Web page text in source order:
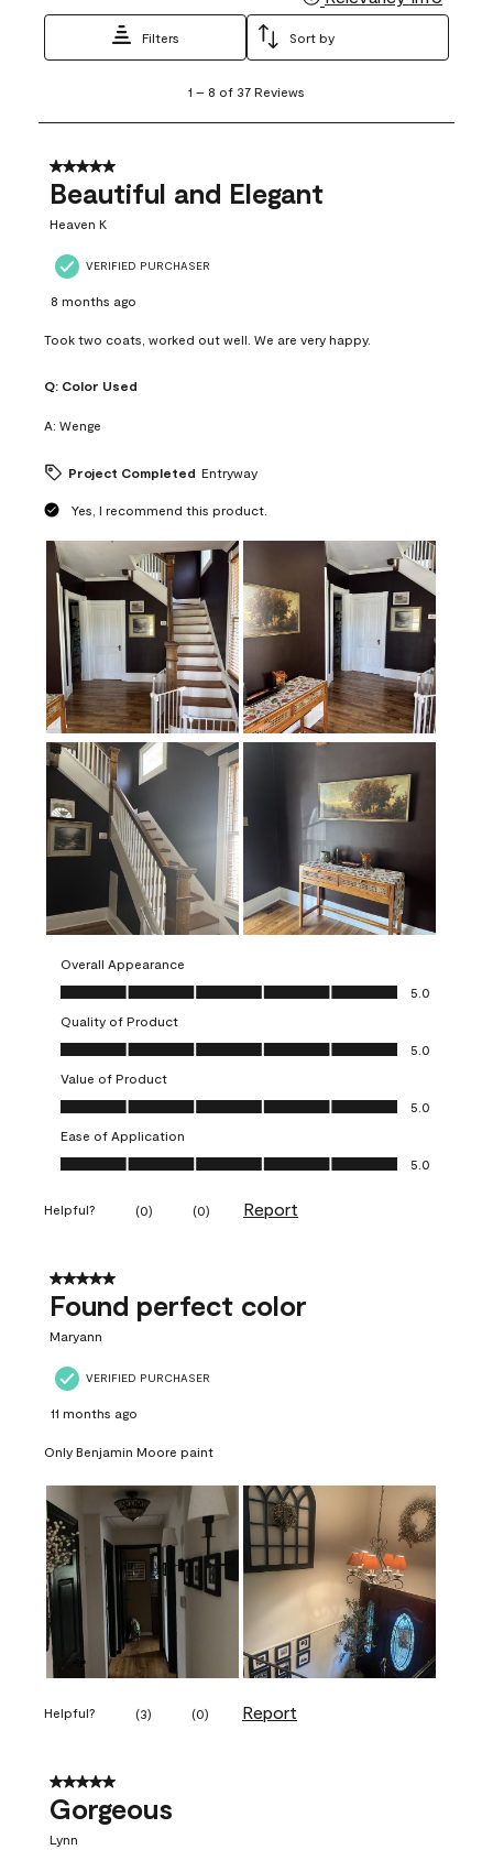
Filters Sort by
8
37
Reviews
1 – 8 of 37 Reviews
5 out of 5 stars.
Beautiful and Elegant
Heaven K
VERIFIED PURCHASER
8 months ago
Took two coats, worked out well. We are very happy.
Q: Color Used
A: Wenge
Project Completed Entryway
Yes, I recommend this product.
Overall Appearance
Overall Appearance, 5.0 out of 5
5.0
Quality of Product
Quality of Product, 5.0 out of 5
5.0
Value of Product
Value of Product, 5.0 out of 5
5.0
Ease of Application
Ease of Application, 5.0 out of 5
5.0
Helpful? (0) (0) Report
5 out of 5 stars.
Found perfect color
Maryann
VERIFIED PURCHASER
11 months ago
Only Benjamin Moore paint
Helpful? (3) (0) Report
5 out of 5 stars.
Gorgeous
Lynn